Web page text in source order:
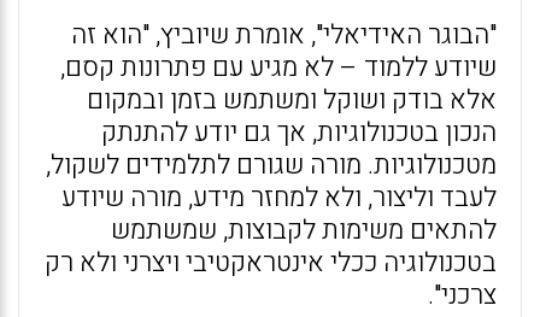
"הבוגר האידיאלי", אומרת שיוביץ, "הוא זה
שיודע ללמוד – לא מגיע עם פתרונות קסם,
אלא בודק ושוקל ומשתמש בזמן ובמקום
הנכון בטכנולוגיות, אך גם יודע להתנתק
מטכנולוגיות. מורה שגורם לתלמידים לשקול,
לעבד וליצור, ולא למחזר מידע, מורה שיודע
להתאים משימות לקבוצות, שמשתמש
בטכנולוגיה ככלי אינטראקטיבי ויצרני ולא רק
צרכני".